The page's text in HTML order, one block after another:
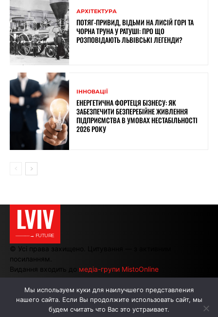
АРХІТЕКТУРА
ПОТЯГ-ПРИВИД, ВІДЬМИ НА ЛИСІЙ ГОРІ ТА
ЧОРНА ТРУНА У РАТУШІ: ПРО ЩО
РОЗПОВІДАЮТЬ ЛЬВІВСЬКІ ЛЕГЕНДИ?
ІННОВАЦІЇ
ЕНЕРГЕТИЧНА ФОРТЕЦЯ БІЗНЕСУ: ЯК
ЗАБЕЗПЕЧИТИ БЕЗПЕРЕБІЙНЕ ЖИВЛЕННЯ
ПІДПРИЄМСТВА В УМОВАХ НЕСТАБІЛЬНОСТІ
2026 РОКУ
LVIV
———→ FUTURE
© Усі права захищено. Цитування — з активним
посиланням.
Видання входить до медіа-групи MistoOnline
АВТОРИ РЕКЛАМА НА САЙТІ
Мы используем куки для наилучшего представления
нашего сайта. Если Вы продолжите использовать сайт, мы
будем считать что Вас это устраивает.